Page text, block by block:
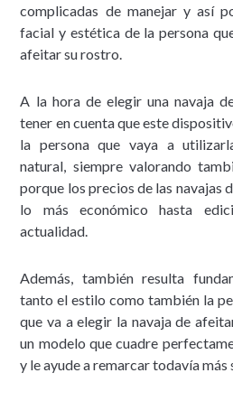
complicadas de manejar y así
facial y estética de la persona
afeitar su rostro.
A la hora de elegir una navaja
tener en cuenta que este
la persona que vaya a
natural, siempre valorando
porque los precios de las navajas
lo más económico hasta
actualidad.
Además, también resulta
tanto el estilo como también la
que va a elegir la navaja de
un modelo que cuadre
y le ayude a remarcar todavía más